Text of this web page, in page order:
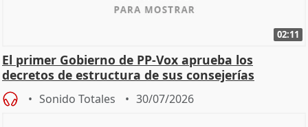
02:11
El primer Gobierno de PP-Vox aprueba los
decretos de estructura de sus consejerías
Sonido Totales 30/07/2026